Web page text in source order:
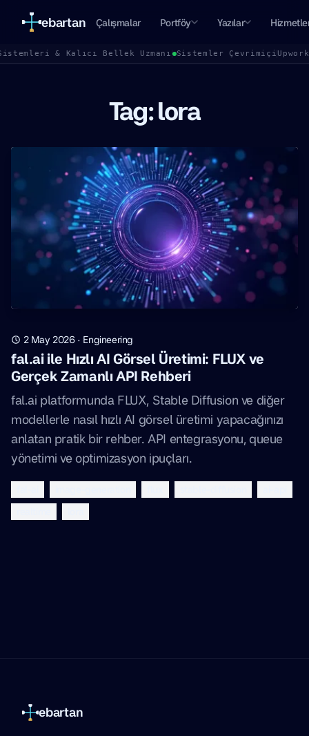
ebartan Çalışmalar Portföy Yazılar
& Kalıcı Bellek Uzmanı Sistemler Çevrimiçi
Tag: lora
2 May 2026· Engineering
fal.ai ile Hızlı AI Görsel Üretimi: FLUX ve
Gerçek Zamanlı API Rehberi
fal.ai platformunda FLUX, Stable Diffusion ve diğer
modellerle nasıl hızlı AI görsel üretimi yapacağınızı
anlatan pratik bir rehber. API entegrasyonu, queue
yönetimi ve optimizasyon ipuçları.
ebartan